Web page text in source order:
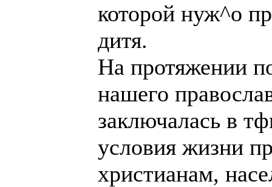
которой нуж^о
дитя.
На протяжении
нашего
заключалась в
условия жизни
христианам,